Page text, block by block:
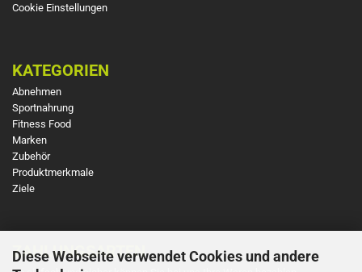
Diese Webseite verwendet Cookies und andere
Cookie Einstellungen
KATEGORIEN
Abnehmen
Sportnahrung
Fitness Food
Marken
Zubehör
Produktmerkmale
Ziele
ZAHLUNGSARTEN